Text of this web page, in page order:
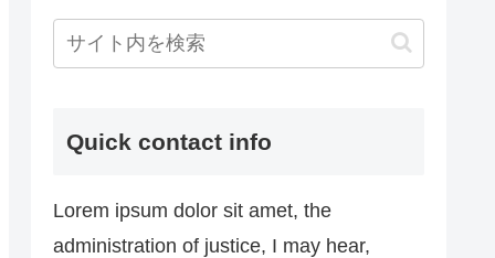
Quick contact info
Lorem ipsum dolor sit amet, the
administration of justice, I may hear,